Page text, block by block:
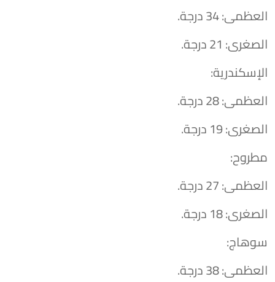
​العظمى: 34 درجة.
​الصغرى: 21 درجة.
​الإسكندرية:
​العظمى: 28 درجة.
​الصغرى: 19 درجة.
​مطروح:
​العظمى: 27 درجة.
​الصغرى: 18 درجة.
​سوهاج:
​العظمى: 38 درجة.